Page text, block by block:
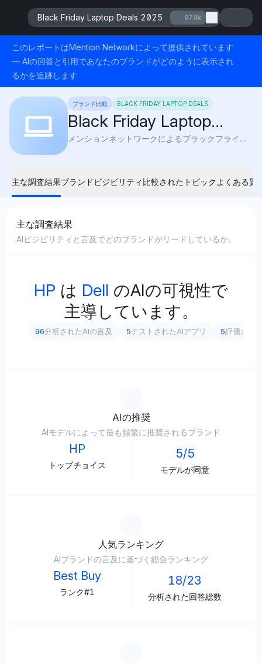
Black Friday Laptop Deals 2025 67.8k
このレポートはMention Networkによって提供されています
— AIの回答と引用であなたのブランドがどのように表示され
るかを追跡します
ブランド比較 BLACK FRIDAY LAPTOP DEALS
Black Friday Laptop
Deals 2025
メンションネットワークによるブラックフライデーのラップトップセール2025：AIビジュビリティは、Apple、Dell、HPのトップディスカウントを追跡し、どこで消費者が最も節約しているかを明らかにします。
主な調査結果ブランドビジビリティ 比較されたトピック よくある質
主な調査結果
AIビジビリティと言及でどのブランドがリードしているか。
HP は Dell のAIの可視性で
主導しています。
96分析されたAIの言及 5テストされたAIアプリ 5評価され
AIの推奨
AIモデルによって最も頻繁に推奨されるブランド
HP
トップチョイス
5/5
モデルが同意
人気ランキング
AIブランドの言及に基づく総合ランキング
Best Buy
ランク#1
18/23
分析された回答総数